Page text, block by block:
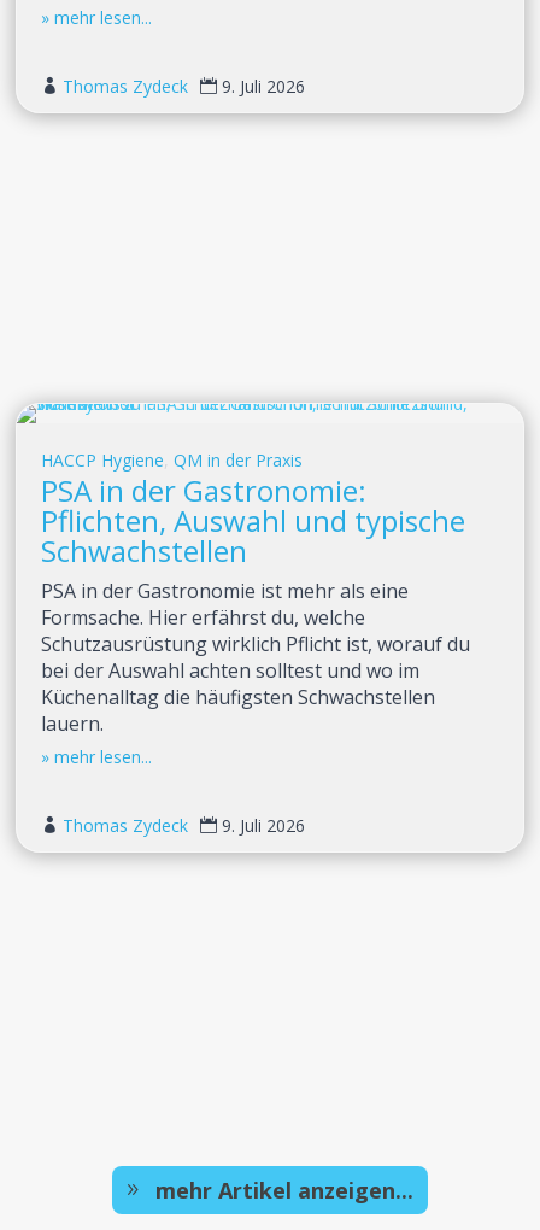
 Thomas Zydeck  9. Juli 2026
HACCP Hygiene,QM in der Praxis
PSA in der Gastronomie:
Pflichten, Auswahl und typische
Schwachstellen
PSA in der Gastronomie ist mehr als eine
Formsache. Hier erfährst du, welche
Schutzausrüstung wirklich Pflicht ist, worauf du
bei der Auswahl achten solltest und wo im
Küchenalltag die häufigsten Schwachstellen
lauern.
 Thomas Zydeck  9. Juli 2026
mehr Artikel anzeigen...